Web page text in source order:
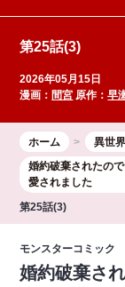
第25話(3)
2026年05月15日
漫画： 間宮 原作：早
ホーム
異世
婚約破棄されたの
愛されました
第25話(3)
モンスターコミック
婚約破棄さ